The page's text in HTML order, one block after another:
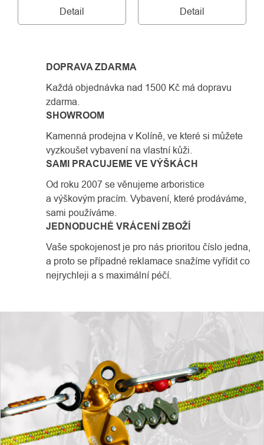
Detail Detail
pohodlný a robustní
úvazek, vyrobený z
nejnáročnějším
DOPRAVA ZDARMA
Každá objednávka nad 1500 Kč má dopravu
zdarma.
SHOWROOM
Kamenná prodejna v Kolíně, ve které si můžete
vyzkoušet vybavení na vlastní kůži.
SAMI PRACUJEME VE VÝŠKÁCH
Od roku 2007 se věnujeme arboristice
a výškovým pracím. Vybavení, které prodáváme,
sami používáme.
JEDNODUCHÉ VRÁCENÍ ZBOŽÍ
Vaše spokojenost je pro nás prioritou číslo jedna,
a proto se případné reklamace snažíme vyřídit co
nejrychleji a s maximální péčí.